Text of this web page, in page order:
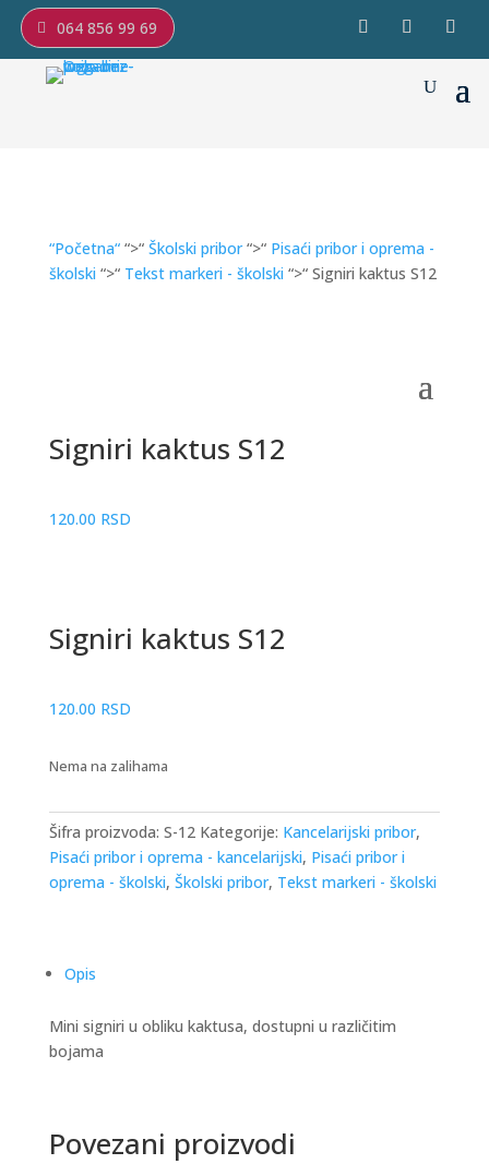
064 856 99 69
“Početna““>“ Školski pribor“>“ Pisaći pribor i oprema -
školski “>“ Tekst markeri - školski “>“ Signiri kaktus S12
Signiri kaktus S12
120.00 RSD
Signiri kaktus S12
120.00 RSD
Nema na zalihama
Šifra proizvoda: S-12 Kategorije: Kancelarijski pribor,
Pisaći pribor i oprema - kancelarijski, Pisaći pribor i
oprema - školski, Školski pribor, Tekst markeri - školski
Opis
Mini signiri u obliku kaktusa, dostupni u različitim
bojama
Povezani proizvodi